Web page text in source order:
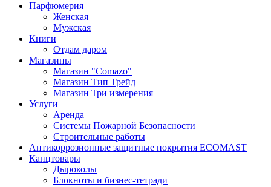
Парфюмерия
Женская
Мужская
Книги
Отдам даром
Магазины
Магазин "Comazo"
Магазин Тип Трейд
Магазин Три измерения
Услуги
Аренда
Системы Пожарной Безопасности
Строительные работы
Антикоррозионные защитные покрытия ECOMAST
Канцтовары
Дыроколы
Блокноты и бизнес-тетради